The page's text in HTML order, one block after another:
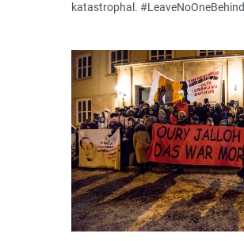
katastrophal. #LeaveNoOneBehind